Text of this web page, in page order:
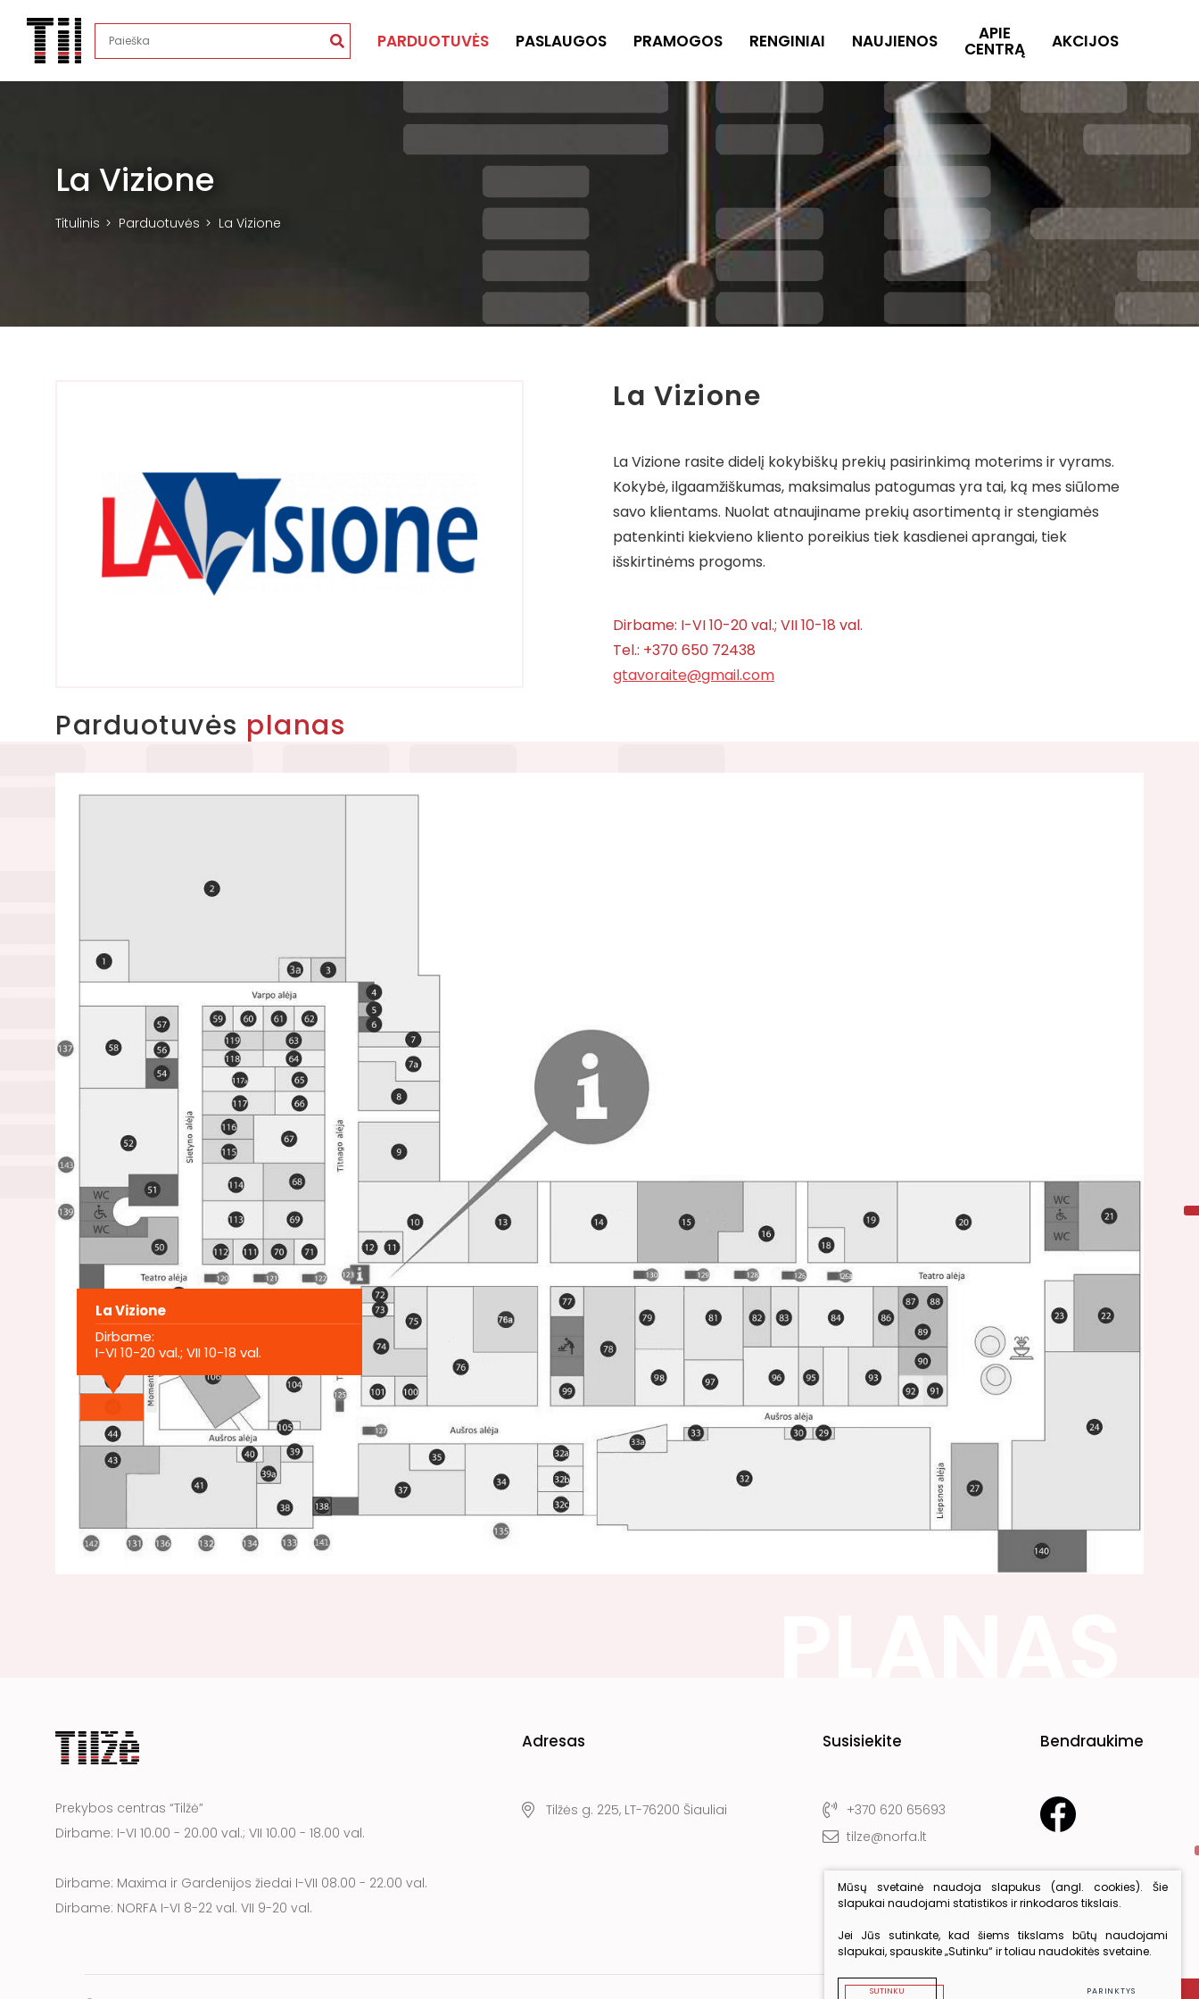
PARDUOTUVĖS PASLAUGOS PRAMOGOS RENGINIAI NAUJIENOS APIE
CENTRĄ AKCIJOS
La Vizione
Titulinis Parduotuvės La Vizione
La Vizione
La Vizione rasite didelį kokybiškų prekių pasirinkimą moterims ir vyrams.
Kokybė, ilgaamžiškumas, maksimalus patogumas yra tai, ką mes siūlome
savo klientams. Nuolat atnaujiname prekių asortimentą ir stengiamės
patenkinti kiekvieno kliento poreikius tiek kasdienei aprangai, tiek
išskirtinėms progoms.
Dirbame: I-VI 10-20 val.; VII 10-18 val.
Tel.: +370 650 72438
gtavoraite@gmail.com
Parduotuvės planas
Prekybos centras “Tilžė”
Dirbame: I-VI 10.00 - 20.00 val.; VII 10.00 - 18.00 val.
Dirbame: Maxima ir Gardenijos žiedai I-VII 08.00 - 22.00 val.
Dirbame: NORFA I-VI 8-22 val. VII 9-20 val.
Adresas
Tilžės g. 225, LT-76200 Šiauliai
Susisiekite
+370 620 65693
tilze@norfa.lt
Bendraukime
Mūsų svetainė naudoja slapukus (angl. cookies). Šie
slapukai naudojami statistikos ir rinkodaros tikslais.
Jei Jūs sutinkate, kad šiems tikslams būtų naudojami
slapukai, spauskite „Sutinku“ ir toliau naudokitės svetaine.
SUTINKU PARINKTYS
La Vizione
Dirbame:
I-VI 10-20 val.; VII 10-18 val.